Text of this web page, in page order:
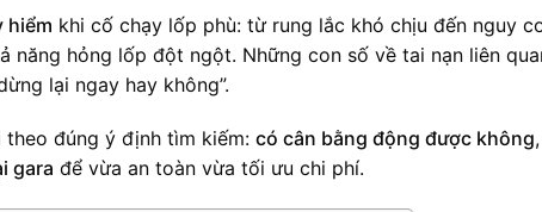
hiểm khi cố chạy lốp phù: từ rung lắc khó chịu đến nguy
năng hỏng lốp đột ngột. Những con số về tai nạn liên
lại ngay hay không”.
đúng ý định tìm kiếm: có cân bằng động được không
gara để vừa an toàn vừa tối ưu chi phí.